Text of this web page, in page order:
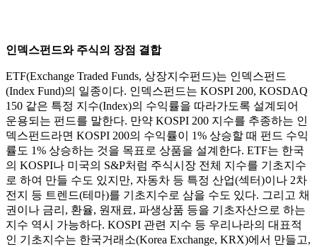
인덱스펀드와 주식의 장점 결합
ETF(Exchange Traded Funds, 상장지수펀드)는 인덱스펀드
(Index Fund)의 일종이다. 인덱스펀드는 KOSPI 200, KOSDAQ
150 같은 특정 지수(Index)의 수익률을 따라가도록 설계되어
운용되는 펀드를 말한다. 만약 KOSPI 200 지수를 추종하는 인
덱스펀드라면 KOSPI 200의 수익률이 1% 상승할 때 펀드 수익
률도 1% 상승하는 것을 목표로 상품을 설계한다. ETF는 한국
의 KOSPI나 미국의 S&P처럼 주식시장 전체 지수를 기초지수
로 하여 만들 수도 있지만, 자동차 등 특정 산업(섹터)이나 2차
전지 등 트렌드(테마)를 기초지수로 삼을 수도 있다. 그리고 채
권이나 금리, 환율, 원재료, 파생상품 등을 기초자산으로 하는
지수 역시 가능하다. KOSPI 관련 지수 등 우리나라의 대표적
인 기초지수는 한국거래소(Korea Exchange, KRX)에서 만들고,